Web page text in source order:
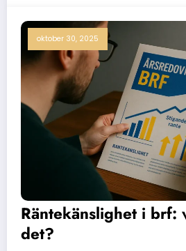
oktober 30, 2025
Räntekänslighet i brf:
det?